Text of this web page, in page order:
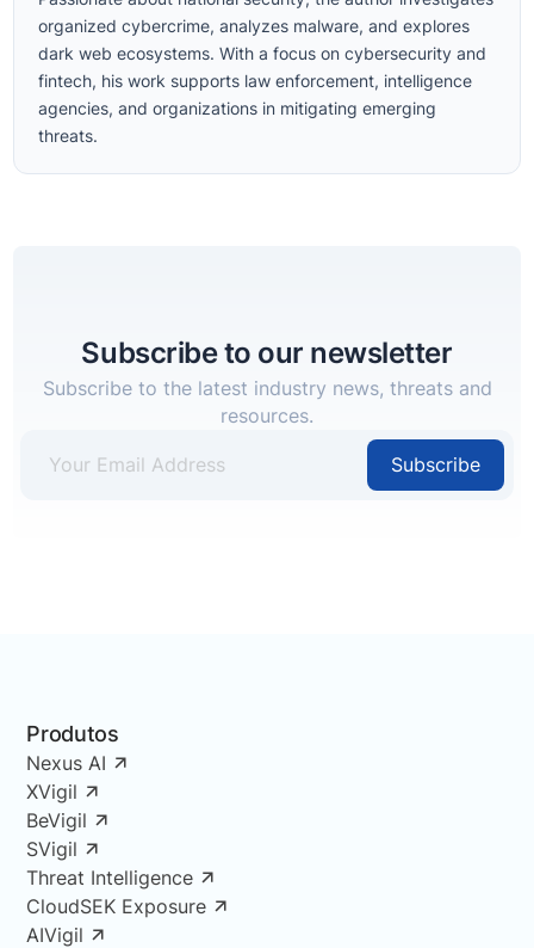
organized cybercrime, analyzes malware, and explores
dark web ecosystems. With a focus on cybersecurity and
fintech, his work supports law enforcement, intelligence
agencies, and organizations in mitigating emerging
threats.
Subscribe to our newsletter
Subscribe to the latest industry news, threats and
resources.
Subscribe
Produtos
Nexus AI
XVigil
BeVigil
SVigil
Threat Intelligence
CloudSEK Exposure
AIVigil